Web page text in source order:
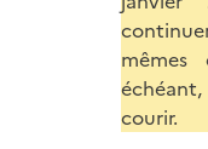
courir.